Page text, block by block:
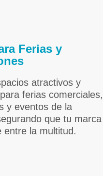
Ferias y
atractivos y
ferias comerciales,
y eventos de la
que tu marca
entre la multitud.